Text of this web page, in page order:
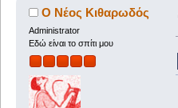
Ο Νέος Κιθαρωδός
Administrator
Εδώ είναι το σπίτι μου